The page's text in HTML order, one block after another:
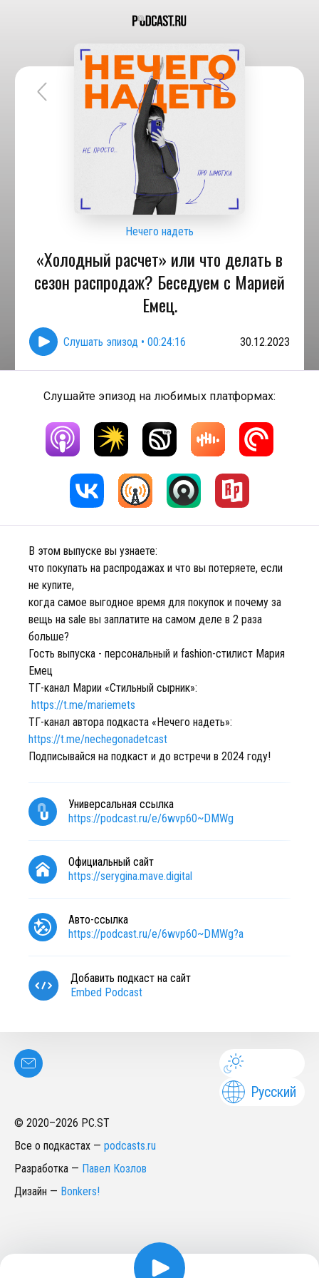
Нечего надеть
«Холодный расчет» или что делать в
сезон распродаж? Беседуем с Марией
Емец.
Слушать эпизод • 00:24:16 30.12.2023
Слушайте эпизод на любимых платформах:
В этом выпуске вы узнаете:
что покупать на распродажах и что вы потеряете, если
не купите,
когда самое выгодное время для покупок и почему за
вещь на sale вы заплатите на самом деле в 2 раза
больше?
Гость выпуска - персональный и fashion-стилист Мария
Емец
ТГ-канал Марии «Стильный сырник»:
https://t.me/mariemets
ТГ-канал автора подкаста «Нечего надеть»:
https://t.me/nechegonadetcast
Подписывайся на подкаст и до встречи в 2024 году!
Универсальная ссылка
https://podcast.ru/e/6wvp60~DMWg
Официальный сайт
https://serygina.mave.digital
Авто-ссылка
https://podcast.ru/e/6wvp60~DMWg?a
Добавить подкаст на сайт
Embed Podcast
Русский
© 2020–2026 PC.ST
Все о подкастах — podcasts.ru
Разработка — Павел Козлов
Дизайн — Bonkers!